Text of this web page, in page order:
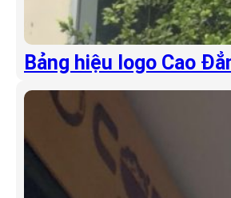
Bảng hiệu logo Cao